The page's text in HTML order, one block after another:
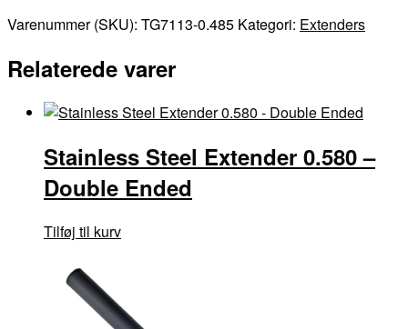
Varenummer (SKU): TG7113-0.485 Kategori: Extenders
Relaterede varer
Stainless Steel Extender 0.580 –
Double Ended
Tilføj til kurv